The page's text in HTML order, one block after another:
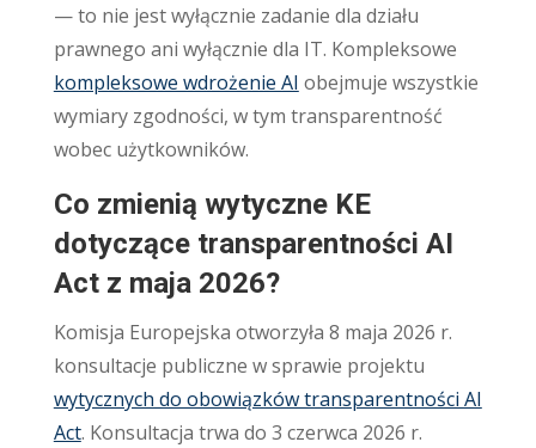
— to nie jest wyłącznie zadanie dla działu
prawnego ani wyłącznie dla IT. Kompleksowe
kompleksowe wdrożenie AI obejmuje wszystkie
wymiary zgodności, w tym transparentność
wobec użytkowników.
Co zmienią wytyczne KE
dotyczące transparentności AI
Act z maja 2026?
Komisja Europejska otworzyła 8 maja 2026 r.
konsultacje publiczne w sprawie projektu
wytycznych do obowiązków transparentności AI
Act. Konsultacja trwa do 3 czerwca 2026 r.